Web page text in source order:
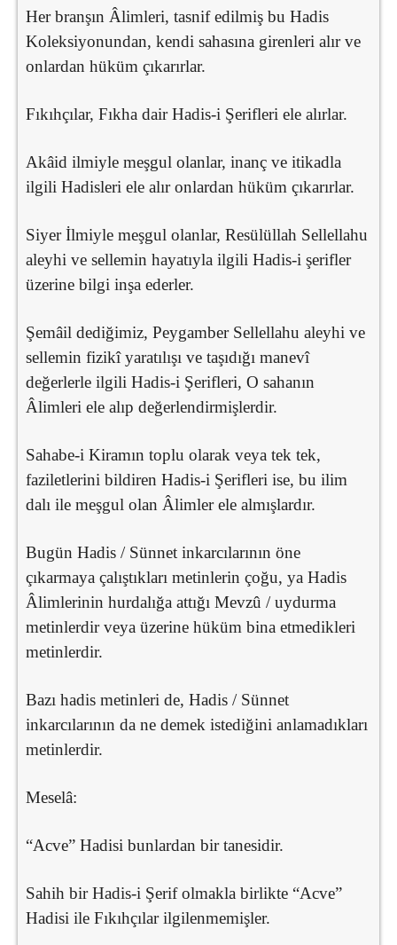
Her branşın Âlimleri, tasnif edilmiş bu Hadis
Koleksiyonundan, kendi sahasına girenleri alır ve
onlardan hüküm çıkarırlar.
Fıkıhçılar, Fıkha dair Hadis-i Şerifleri ele alırlar.
Akâid ilmiyle meşgul olanlar, inanç ve itikadla
ilgili Hadisleri ele alır onlardan hüküm çıkarırlar.
Siyer İlmiyle meşgul olanlar, Resülüllah Sellellahu
aleyhi ve sellemin hayatıyla ilgili Hadis-i şerifler
üzerine bilgi inşa ederler.
Şemâil dediğimiz, Peygamber Sellellahu aleyhi ve
sellemin fizikî yaratılışı ve taşıdığı manevî
değerlerle ilgili Hadis-i Şerifleri, O sahanın
Âlimleri ele alıp değerlendirmişlerdir.
Sahabe-i Kiramın toplu olarak veya tek tek,
faziletlerini bildiren Hadis-i Şerifleri ise, bu ilim
dalı ile meşgul olan Âlimler ele almışlardır.
Bugün Hadis / Sünnet inkarcılarının öne
çıkarmaya çalıştıkları metinlerin çoğu, ya Hadis
Âlimlerinin hurdalığa attığı Mevzû / uydurma
metinlerdir veya üzerine hüküm bina etmedikleri
metinlerdir.
Bazı hadis metinleri de, Hadis / Sünnet
inkarcılarının da ne demek istediğini anlamadıkları
metinlerdir.
Meselâ:
“Acve” Hadisi bunlardan bir tanesidir.
Sahih bir Hadis-i Şerif olmakla birlikte “Acve”
Hadisi ile Fıkıhçılar ilgilenmemişler.